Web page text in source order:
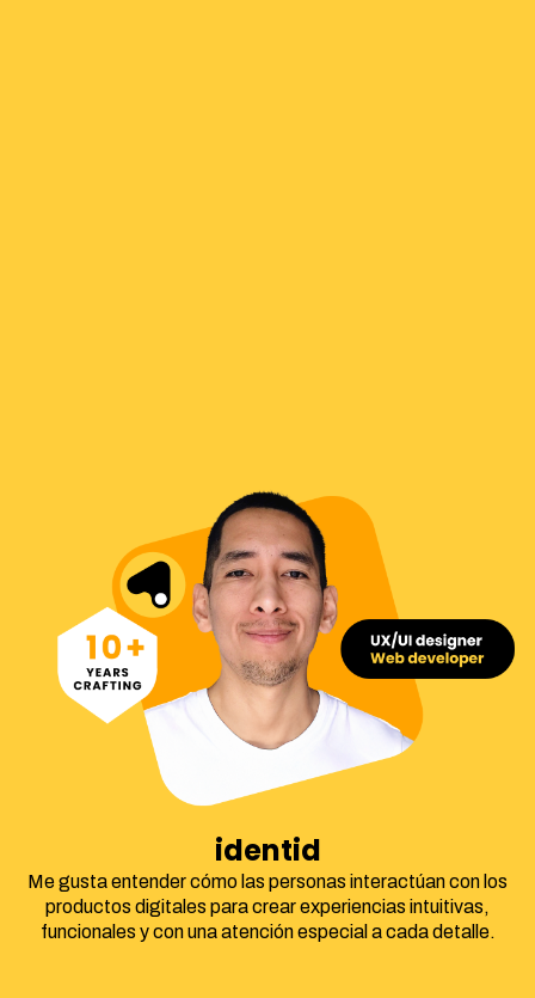
identidad corpora
Me gusta entender cómo las personas interactúan con los
productos digitales para crear experiencias intuitivas,
funcionales y con una atención especial a cada detalle.